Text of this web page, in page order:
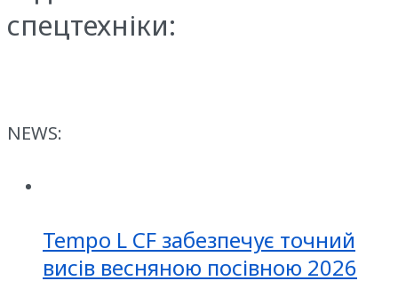
спецтехніки:
NEWS:
Tempo L CF забезпечує точний
висів весняною посівною 2026